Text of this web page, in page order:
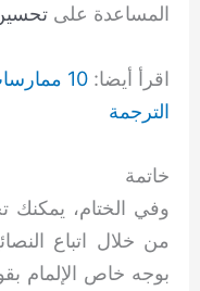
المساعدة على
اقرأ أيضا:
10
الترجمة
خاتمة
وفي الختام، يمكنك
من خلال اتباع
بوجه خاص الإلمام